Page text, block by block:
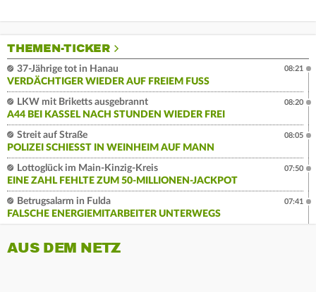
THEMEN-TICKER
37-Jährige tot in Hanau
VERDÄCHTIGER WIEDER AUF FREIEM FUSS
08:21
LKW mit Briketts ausgebrannt
A44 BEI KASSEL NACH STUNDEN WIEDER FREI
08:20
Streit auf Straße
POLIZEI SCHIESST IN WEINHEIM AUF MANN
08:05
Lottoglück im Main-Kinzig-Kreis
EINE ZAHL FEHLTE ZUM 50-MILLIONEN-JACKPOT
07:50
Betrugsalarm in Fulda
FALSCHE ENERGIEMITARBEITER UNTERWEGS
07:41
AUS DEM NETZ